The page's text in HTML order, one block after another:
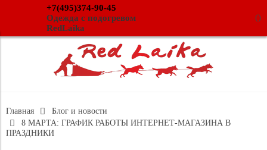
+7(495)374-90-45
Одежда с подогревом
RedLaika
()
Главная
Блог и новости
8 МАРТА: ГРАФИК РАБОТЫ ИНТЕРНЕТ-МАГАЗИНА В
ПРАЗДНИКИ